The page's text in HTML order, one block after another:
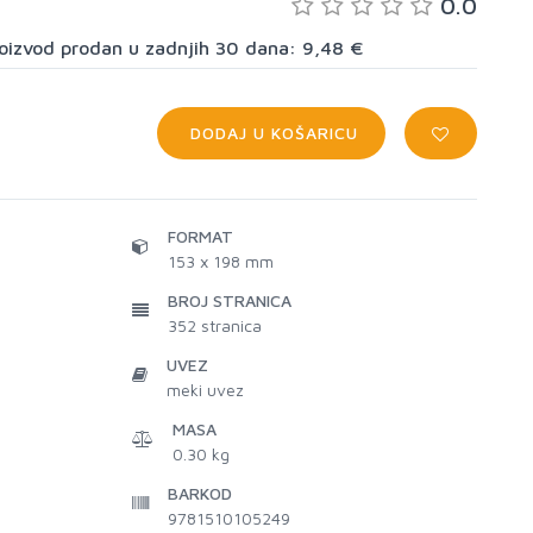
prodan u zadnjih 30 dana: 9,48 €
DODAJ U KOŠARICU
FORMAT
153 x 198 mm
BROJ STRANICA
352 stranica
UVEZ
meki uvez
MASA
0.30 kg
BARKOD
9781510105249